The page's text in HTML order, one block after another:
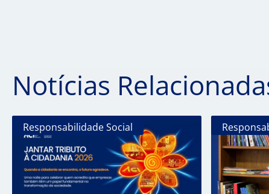
Notícias
Responsabilidade Social